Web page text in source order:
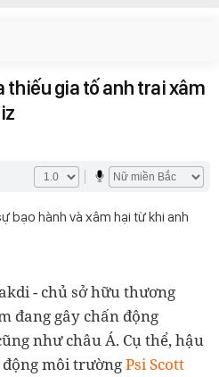
thiếu gia tố anh trai xâm
bạo hành và xâm hại từ khi anh
- chủ sở hữu thương
đang gây chấn động
như châu Á. Cụ thể, hậu
môi trườngPsi Scott